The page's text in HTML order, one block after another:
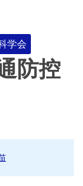
学会
防控